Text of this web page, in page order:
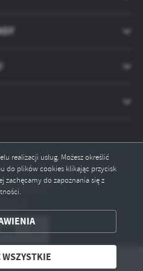
realizacji usług. Możesz określić
do plików cookies klikając przycisk
zachęcamy do zapoznania się z
komunikatów mediów
WYBRANE
2568105